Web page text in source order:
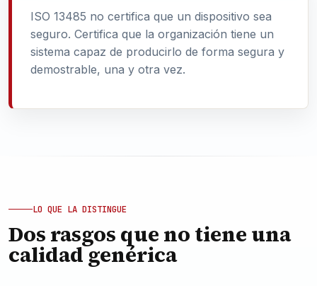
ISO 13485 no certifica que un dispositivo sea
seguro. Certifica que la organización tiene un
sistema capaz de producirlo de forma segura y
demostrable, una y otra vez.
LO QUE LA DISTINGUE
Dos rasgos que no tiene una
calidad genérica